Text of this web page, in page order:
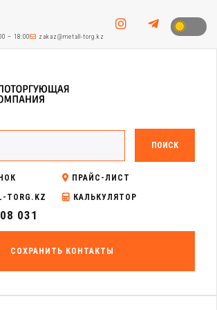
– 18:00 zakaz@metall-torg.kz
ПОИСК
ПРАЙС-ЛИСТ
TORG.KZ
КАЛЬКУЛЯТОР
031
СОХРАНИТЬ КОНТАКТЫ